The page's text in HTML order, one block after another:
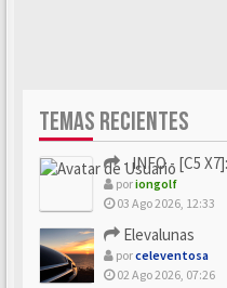
TEMAS RECIENTES
- INFO - [C5 X7]:
poriongolf
03 Ago 2026, 12:33
Elevalunas
porceleventosa
02 Ago 2026, 07:26